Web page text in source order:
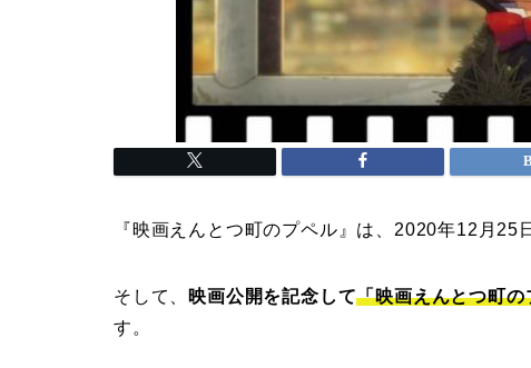
『映画えんとつ町のプペル』は、2020年12月25
そして、 映画公開を記念して「映画えんとつ町
す。